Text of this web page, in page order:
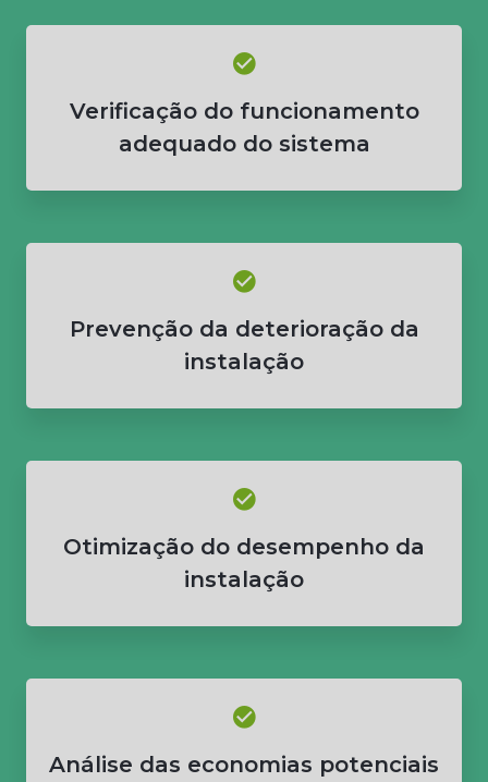
Verificação do funcionamento
adequado do sistema
Prevenção da deterioração da
instalação
Otimização do desempenho da
instalação
Análise das economias potenciais